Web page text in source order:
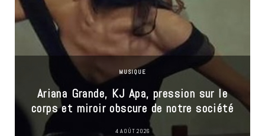
MUSIQUE
Ariana Grande, KJ Apa, pression sur le
corps et miroir obscure de notre société
4 AOÛT 2026